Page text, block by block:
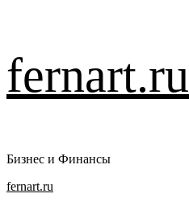
Перейти
к
содержимому
fernart.ru
Бизнес и Финансы
Основное
fernart.ru